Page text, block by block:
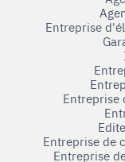
Entreprise
Entreprise
Entreprise de
Entreprise